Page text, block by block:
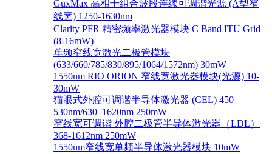
GuxMax 高相干组合波段连续可调谐光源 (A型窄
线宽) 1250-1630nm
Clarity PFR 精密频率激光器模块 C Band ITU Grid
(8-16mW)
单频窄线宽激光二极管模块
(633/660/785/830/895/1064/1572nm) 30mW
1550nm RIO ORION 窄线宽激光器模块(光源) 10-
30mW
猫眼式外腔可调谐半导体激光器 (CEL) 450–
530nm/630–1620nm 250mW
窄线宽可调谐 外腔二极管半导体激光器（LDL）
368-1612nm 250mW
1550nm窄线宽单频半导体激光器模块 10mW